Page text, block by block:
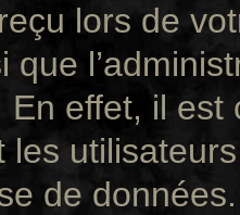
lors de
que
En effet, il
les
de